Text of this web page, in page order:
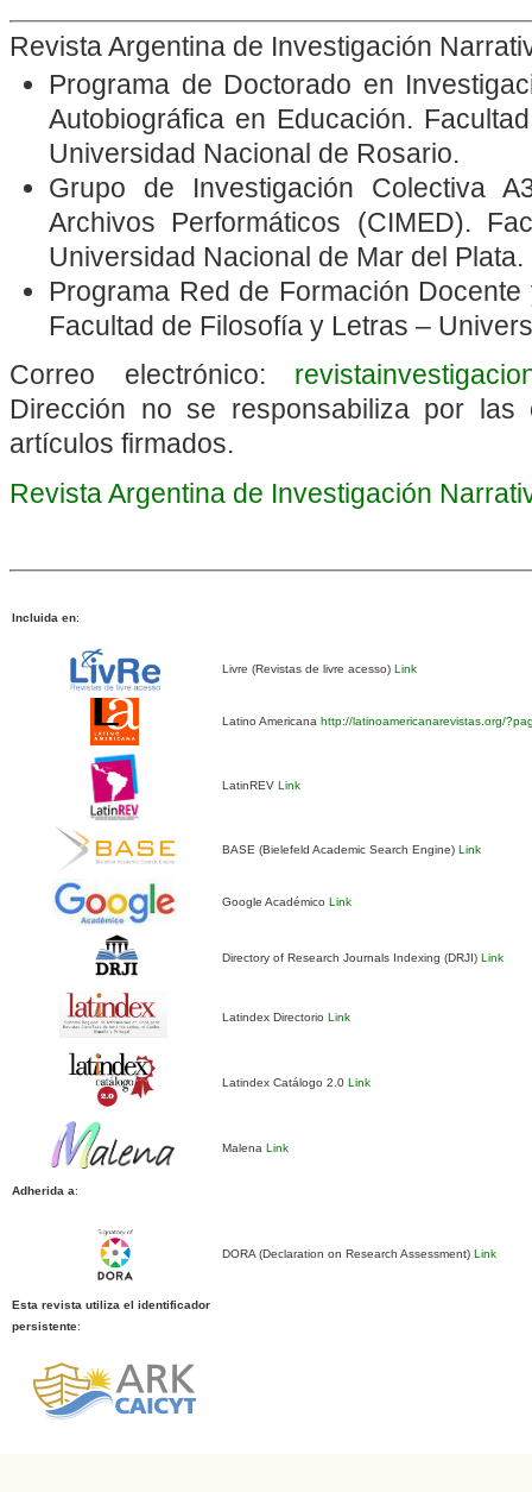
Revista Argentina de Investigación
Programa de Doctorado en
Autobiográfica en Educación.
Universidad Nacional de Rosario.
Grupo de Investigación Colectiva
Archivos Performáticos (CIMED).
Universidad Nacional de Mar del Plata.
Programa Red de Formación
Facultad de Filosofía y Letras –
Correo electrónico:
Dirección no se responsabiliza por las
artículos firmados.
Revista Argentina de Investigación
Incluida en:
Livre (Revistas de livre acesso) Link
Latino Americana http://latinoamericanarevistas.org/
LatinREV Link
BASE (Bielefeld Academic Search Engine) Link
Google Académico Link
Directory of Research Journals Indexing (DRJI) Link
Latindex Directorio Link
Latindex Catálogo 2.0 Link
Malena Link
Adherida a:
DORA (Declaration on Research Assessment) Link
Esta revista utiliza el identificador
persistente: